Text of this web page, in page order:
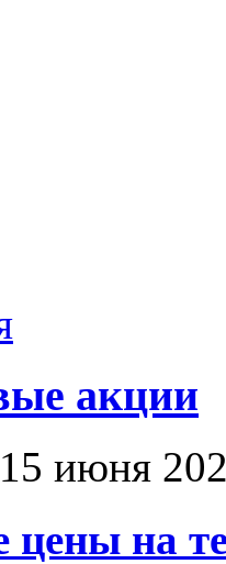
акции
июня
на